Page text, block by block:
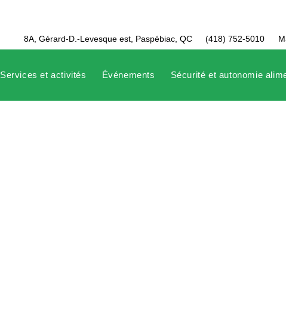
8A, Gérard-D.-Levesque est, Paspébiac, QC (418) 752-5010
Services et activités Événements Sécurité et autonomie